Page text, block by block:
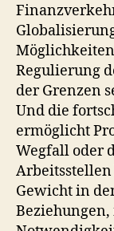
Regulierung
der Grenzen
Und die
ermöglicht
Wegfall oder
Gewicht in